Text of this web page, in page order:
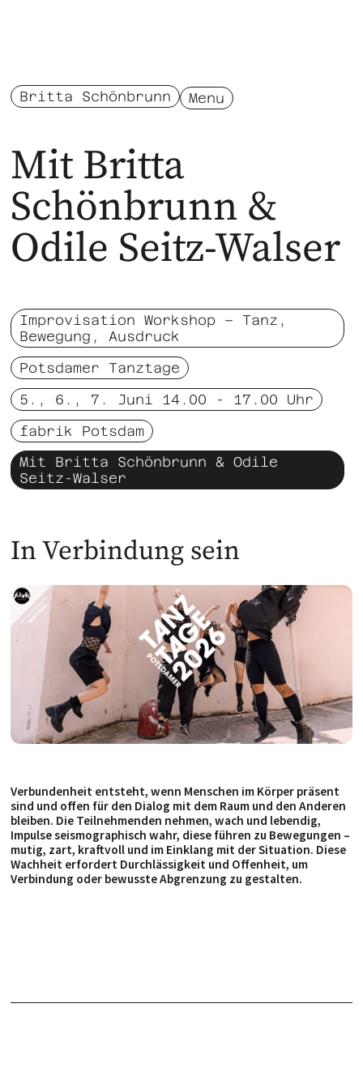
Menu
Britta Schönbrunn
Mit Britta
Schönbrunn &
Odile Seitz-Walser
Improvisation Workshop – Tanz,
Bewegung, Ausdruck
Potsdamer Tanztage
5., 6., 7. Juni 14.00 - 17.00 Uhr
fabrik Potsdam
Mit Britta Schönbrunn & Odile
Seitz-Walser
In Verbindung sein
Verbundenheit entsteht, wenn Menschen im Körper präsent
sind und offen für den Dialog mit dem Raum und den Anderen
bleiben. Die Teilnehmenden nehmen, wach und lebendig,
Impulse seismographisch wahr, diese führen zu Bewegungen –
mutig, zart, kraftvoll und im Einklang mit der Situation. Diese
Wachheit erfordert Durchlässigkeit und Offenheit, um
Verbindung oder bewusste Abgrenzung zu gestalten.